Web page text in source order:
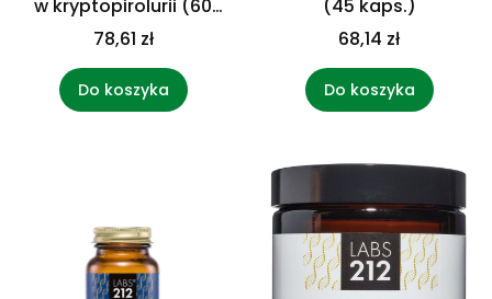
w kryptopirolurii (60
kaps.)
78,61 zł
Do koszyka
(45 kaps.)
68,14 zł
Do koszyka